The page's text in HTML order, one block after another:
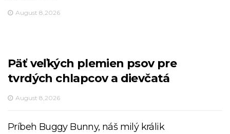
August 8,2026
Päť veľkých plemien psov pre
tvrdých chlapcov a dievčatá
August 8,2026
Príbeh Buggy Bunny, náš milý králik